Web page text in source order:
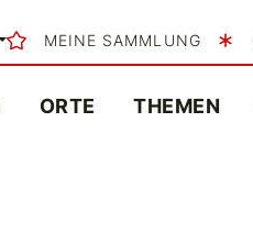
MEINE SAMMLUNG
ORTE THEMEN